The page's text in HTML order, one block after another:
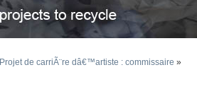
Projet de carriÃ¨re dâ€™artiste : commissaire »